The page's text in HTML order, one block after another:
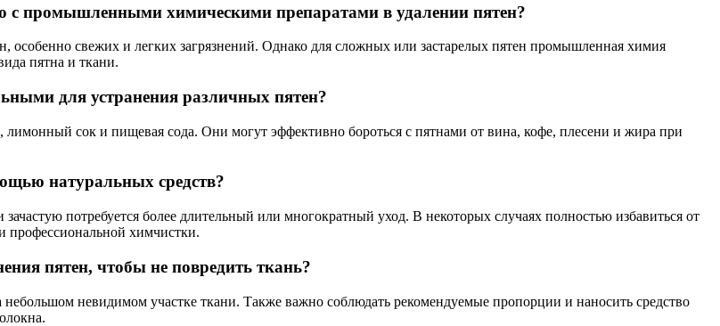
с промышленными химическими препаратами в удалении пятен?
особенно свежих и легких загрязнений. Однако для сложных или застарелых пятен промышленная химия
пятна и ткани.
для устранения различных пятен?
сок и пищевая сода. Они могут эффективно бороться с пятнами от вина, кофе, плесени и жира при
натуральных средств?
потребуется более длительный или многократный уход. В некоторых случаях полностью избавиться от
профессиональной химчистки.
пятен, чтобы не повредить ткань?
небольшом невидимом участке ткани. Также важно соблюдать рекомендуемые пропорции и наносить средство